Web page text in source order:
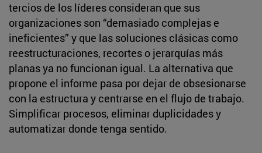
tercios de los líderes consideran que sus
organizaciones son “demasiado complejas e
ineficientes” y que las soluciones clásicas como
reestructuraciones, recortes o jerarquías más
planas ya no funcionan igual. La alternativa que
propone el informe pasa por dejar de obsesionarse
con la estructura y centrarse en el flujo de trabajo.
Simplificar procesos, eliminar duplicidades y
automatizar donde tenga sentido.